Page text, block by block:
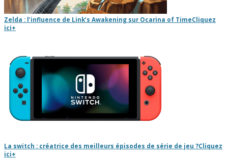
Zelda : l’influence de Link’s Awakening sur Ocarina of TimeCliquez
ici+
La switch : créatrice des meilleurs épisodes de série de jeu ?Cliquez
ici+